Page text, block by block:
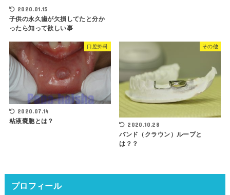
2020.01.15
子供の永久歯が欠損してたと分か
ったら知って欲しい事
口腔外科
2020.07.14
粘液嚢胞とは？
その他
2020.10.28
バンド（クラウン）ループと
は？？
プロフィール